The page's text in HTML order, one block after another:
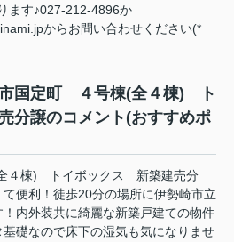
ます♪027-212-4896か
からお問い合わせください(*
市国定町 ４号棟(全４棟) ト
分譲のコメント(おすすめポ
４棟) トイボックス 新築建売分
便利！徒歩20分の場所に伊勢崎市立
内外装共に綺麗な新築戸建ての物件
礎なので床下の湿気も気になりませ